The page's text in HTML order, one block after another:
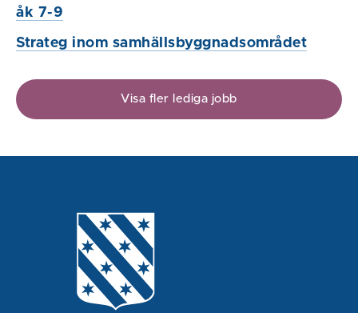
åk 7-9
Strateg inom samhällsbyggnadsområdet
Visa fler lediga jobb